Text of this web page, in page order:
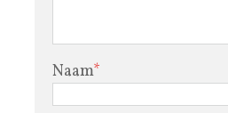
Naam*